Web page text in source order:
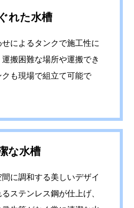
れた水槽
によるタンクで施工性に
搬困難な場所や運搬でき
も現場で組立て可能で
な水槽
に調和する美しいデザイ
ステンレス鋼が仕上げ、